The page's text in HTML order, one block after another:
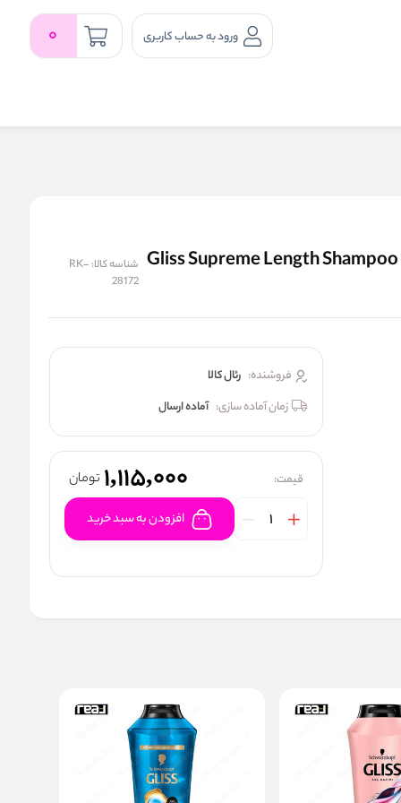
ورود به حساب کاربری 0
شامپو محافظت‌ کننده گلیس مخصوص موهای بلند Gliss Supreme Length Shampoo شناسه کالا: RK-
28172
فروشنده: رئال كالا
زمان آماده سازی: آماده ارسال
قیمت: 1,115,000 تومان
افزودن به سبد خرید